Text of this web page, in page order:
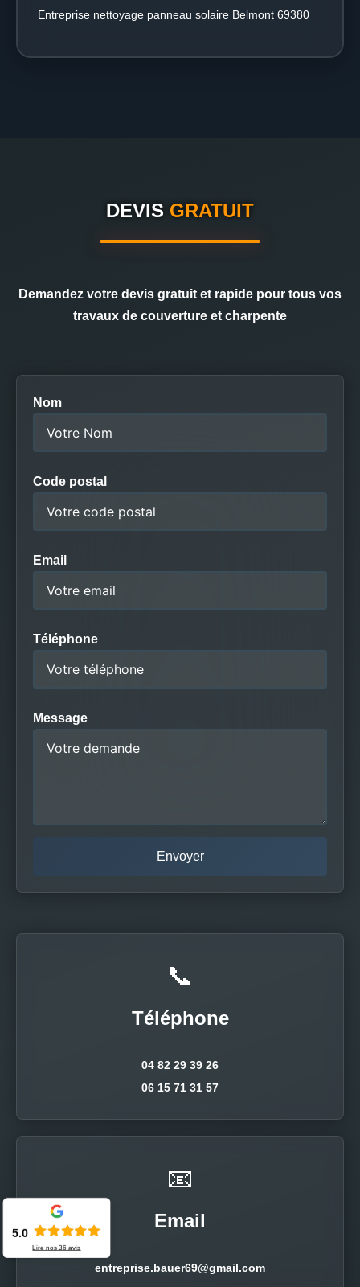
Entreprise nettoyage panneau solaire Belmont 69380
DEVIS GRATUIT
Demandez votre devis gratuit et rapide pour tous vos
travaux de couverture et charpente
Nom
Code postal
Email
Téléphone
Message
📞
Téléphone
04 82 29 39 26
06 15 71 31 57
📧
Email
entreprise.bauer69@gmail.com
5.0
Lire nos36 avis